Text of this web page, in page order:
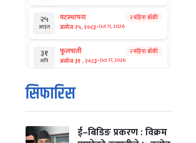
२५
आइत
घटस्थापना
असोज २५, २०८३-Oct 11, 2026
२ महिना बाँकी
३१
शनि
फूलपाती
असोज ३१ , २०८३-Oct 17, 2026
२ महिना बाँकी
१
आइत
कार्तिक सङ्क्रान्ति
कार्तिक १, २०८३
मंगल कार्तिक ३, २०८३-Oct 20, 2026
सिफारिस
ई–बिडिङ प्रकरण : विक्रम